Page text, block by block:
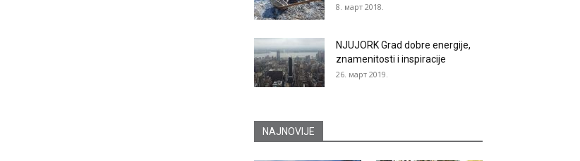
8. март 2018.
NJUJORK Grad dobre energije,
znamenitosti i inspiracije
26. март 2019.
NAJNOVIJE